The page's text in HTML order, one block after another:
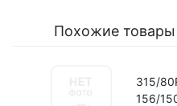
Похожие товары
315/
156/